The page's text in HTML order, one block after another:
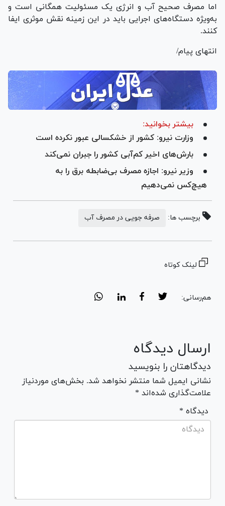
اما مصرف صحیح آب و انرژی یک مسئولیت همگانی است و
به‌ویژه دستگاه‌های اجرایی باید در این زمینه نقش موثری ایفا
کنند.
انتهای پیام/
بیشتر بخوانید:
وزارت نیرو: کشور از خشکسالی عبور نکرده است
بارش‌های اخیر کم‌آبی کشور را جبران نمی‌کند
وزیر نیرو: اجازه مصرف بی‌ضابطه برق را به
هیچ‌کس نمی‌دهیم
برچسب ها: صرفه جویی در مصرف آب
لینک کوتاه
هم‌رسانی:
ارسال دیدگاه
دیدگاهتان را بنویسید
نشانی ایمیل شما منتشر نخواهد شد. بخش‌های موردنیاز
علامت‌گذاری شده‌اند *
* دیدگاه